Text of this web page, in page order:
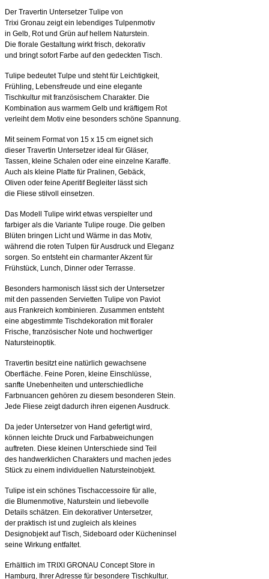
Der Travertin Untersetzer Tulipe von
Trixi Gronau zeigt ein lebendiges Tulpenmotiv
in Gelb, Rot und Grün auf hellem Naturstein.
Die florale Gestaltung wirkt frisch, dekorativ
und bringt sofort Farbe auf den gedeckten Tisch.
Tulipe bedeutet Tulpe und steht für Leichtigkeit,
Frühling, Lebensfreude und eine elegante
Tischkultur mit französischem Charakter. Die
Kombination aus warmem Gelb und kräftigem Rot
verleiht dem Motiv eine besonders schöne Spannung.
Mit seinem Format von 15 x 15 cm eignet sich
dieser Travertin Untersetzer ideal für Gläser,
Tassen, kleine Schalen oder eine einzelne Karaffe.
Auch als kleine Platte für Pralinen, Gebäck,
Oliven oder feine Aperitif Begleiter lässt sich
die Fliese stilvoll einsetzen.
Das Modell Tulipe wirkt etwas verspielter und
farbiger als die Variante Tulipe rouge. Die gelben
Blüten bringen Licht und Wärme in das Motiv,
während die roten Tulpen für Ausdruck und Eleganz
sorgen. So entsteht ein charmanter Akzent für
Frühstück, Lunch, Dinner oder Terrasse.
Besonders harmonisch lässt sich der Untersetzer
mit den passenden Servietten Tulipe von Paviot
aus Frankreich kombinieren. Zusammen entsteht
eine abgestimmte Tischdekoration mit floraler
Frische, französischer Note und hochwertiger
Natursteinoptik.
Travertin besitzt eine natürlich gewachsene
Oberfläche. Feine Poren, kleine Einschlüsse,
sanfte Unebenheiten und unterschiedliche
Farbnuancen gehören zu diesem besonderen Stein.
Jede Fliese zeigt dadurch ihren eigenen Ausdruck.
Da jeder Untersetzer von Hand gefertigt wird,
können leichte Druck und Farbabweichungen
auftreten. Diese kleinen Unterschiede sind Teil
des handwerklichen Charakters und machen jedes
Stück zu einem individuellen Natursteinobjekt.
Tulipe ist ein schönes Tischaccessoire für alle,
die Blumenmotive, Naturstein und liebevolle
Details schätzen. Ein dekorativer Untersetzer,
der praktisch ist und zugleich als kleines
Designobjekt auf Tisch, Sideboard oder Kücheninsel
seine Wirkung entfaltet.
Erhältlich im TRIXI GRONAU Concept Store in
Hamburg, Ihrer Adresse für besondere Tischkultur,